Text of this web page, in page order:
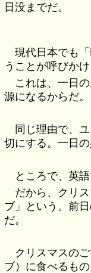
日没までだ。
現代日本でも
うことが呼びかけ
これは、一日
源になるからだ。
同じ理由で、
切にする。一日の
ところで、英
だから、クリ
ブ」という。前
だ。
クリスマスの
ブ）に食べるも